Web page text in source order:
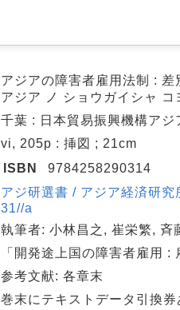
アジアの障害者雇用法制 :
アジア ノ ショウガイシャ
千葉 : 日本貿易振興機構ア
vi, 205p : 挿図 ; 21cm
ISBN
9784258290314
アジ研選書 / アジア経済研
31//a
執筆者: 小林昌之, 崔栄繁, 斉
「開発途上国の障害者雇用
参考文献: 各章末
巻末にテキストデータ引換